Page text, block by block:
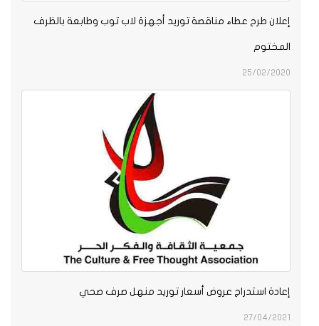
إعلان طرح عطاء مناقصة توريد أجهزة لاب توب وطابعة بالظرف
المختوم
25/02/2020
إعادة استدراج عروض أسعار توريد منهل صرف صحي
27/04/2021